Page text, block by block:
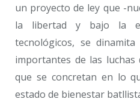
un proyecto de ley que -
la libertad y bajo la
tecnológicos, se
importantes de las
que se concretan en lo
estado de bienestar